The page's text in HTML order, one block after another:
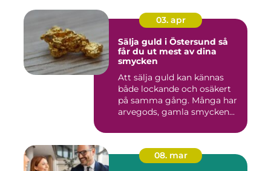
03. apr
Sälja guld i Östersund så
får du ut mest av dina
smycken
Att sälja guld kan kännas
både lockande och osäkert
på samma gång. Många har
arvegods, gamla smycken...
08. mar